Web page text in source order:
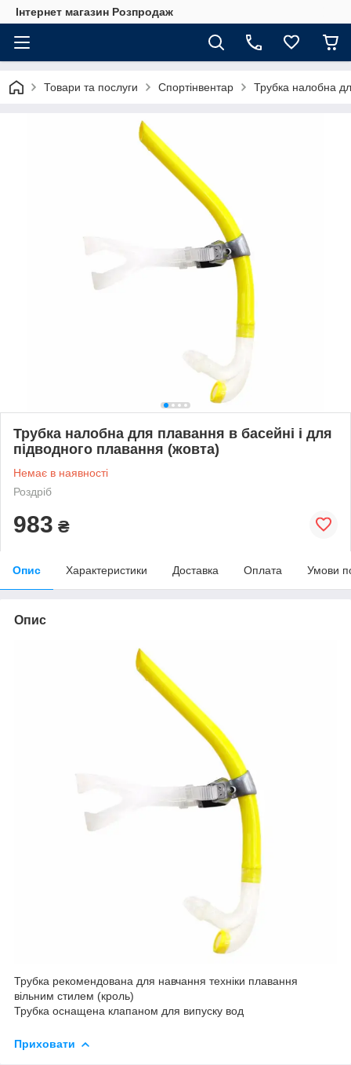
Інтернет магазин Розпродаж
Товари та послуги Спортінвентар Трубка налобна
Трубка налобна для плавання в басейні і для
підводного плавання (жовта)
Немає в наявності
Роздріб
983 ₴
Опис Характеристики Доставка Оплата Умови
Опис
Трубка рекомендована для навчання техніки плавання
вільним стилем (кроль)
Трубка оснащена клапаном для випуску вод
Приховати